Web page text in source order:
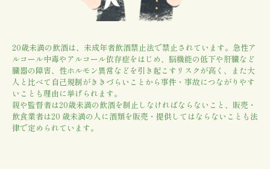
20歳未満の飲酒は、未成年者飲酒禁止法で禁止されています。急性ア
ルコール中毒やアルコール依存症をはじめ、脳機能の低下や肝臓など
臓器の障害、性ホルモン異常などを引き起こすリスクが高く、また大
人と比べて自己規制がききづらいことから事件・事故につながりやす
いことも理由に挙げられます。
親や監督者は20歳未満の飲酒を制止しなければならないこと、販売・
飲食業者は20 歳未満の人に酒類を販売・提供してはならないことも法
律で定められています。